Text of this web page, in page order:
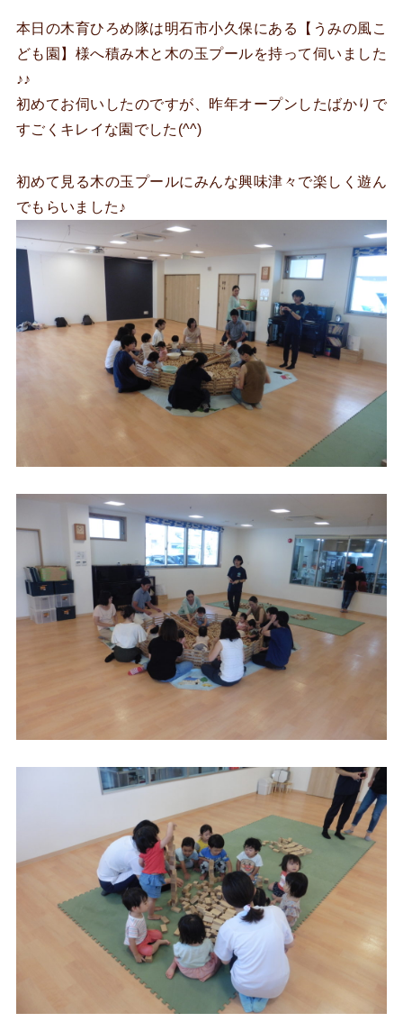
本日の木育ひろめ隊は明石市小久保にある【うみの風こ
ども園】様へ積み木と木の玉プールを持って伺いました
♪♪
初めてお伺いしたのですが、昨年オープンしたばかりで
すごくキレイな園でした(^^)
初めて見る木の玉プールにみんな興味津々で楽しく遊ん
でもらいました♪